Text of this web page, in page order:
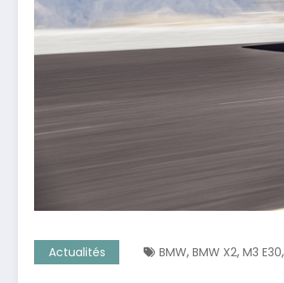
Actualités BMW, BMW X2, M3 E30,